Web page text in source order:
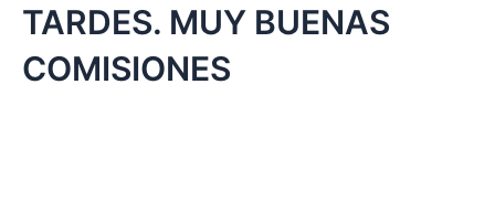
TARDES. MUY BUENAS
COMISIONES